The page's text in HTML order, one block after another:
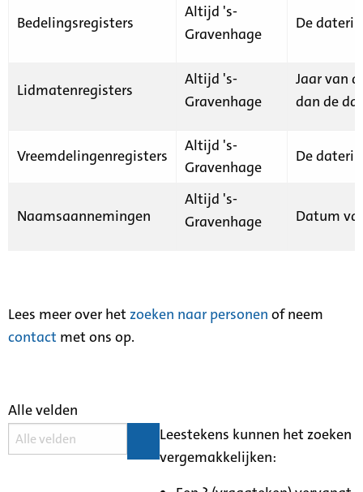
Bedelingsregisters
Altijd 's-
Gravenhage
De
Lidmatenregisters
Altijd 's-
Gravenhage
Jaar van
dan de
Vreemdelingenregisters
Altijd 's-
Gravenhage
De
Naamsaannemingen
Altijd 's-
Gravenhage
Datum
Lees meer over het zoeken naar personen of neem
contact met ons op.
Alle velden
Leestekens kunnen het zoeken
vergemakkelijken: